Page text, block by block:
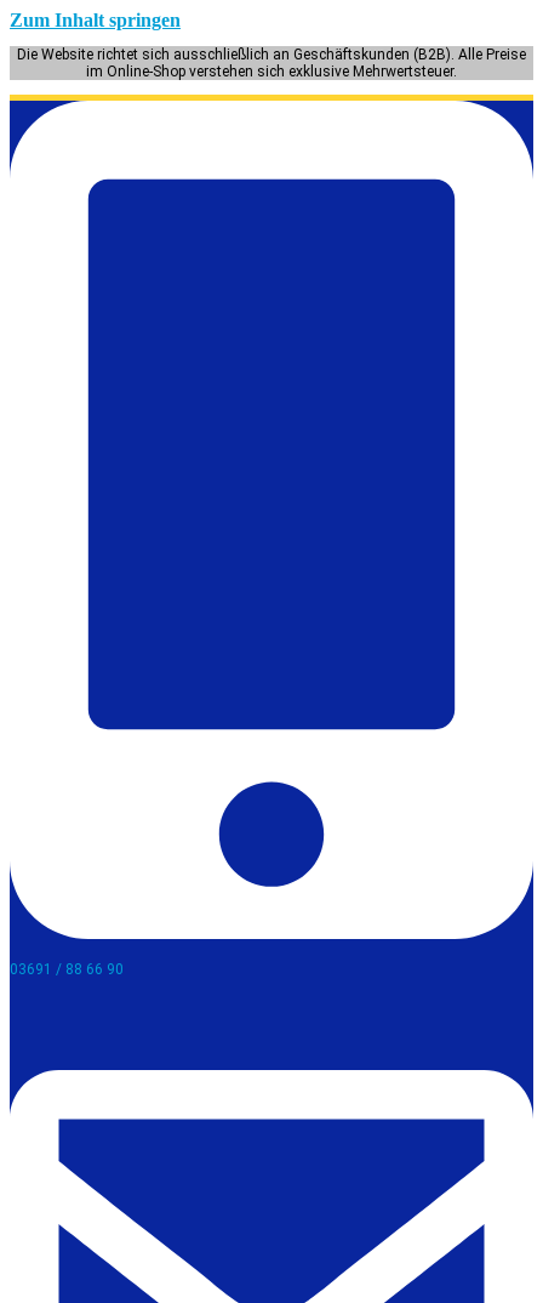
Zum Inhalt springen
Die Website richtet sich ausschließlich an Geschäftskunden (B2B). Alle Preise
im Online-Shop verstehen sich exklusive Mehrwertsteuer.
03691 / 88 66 90​